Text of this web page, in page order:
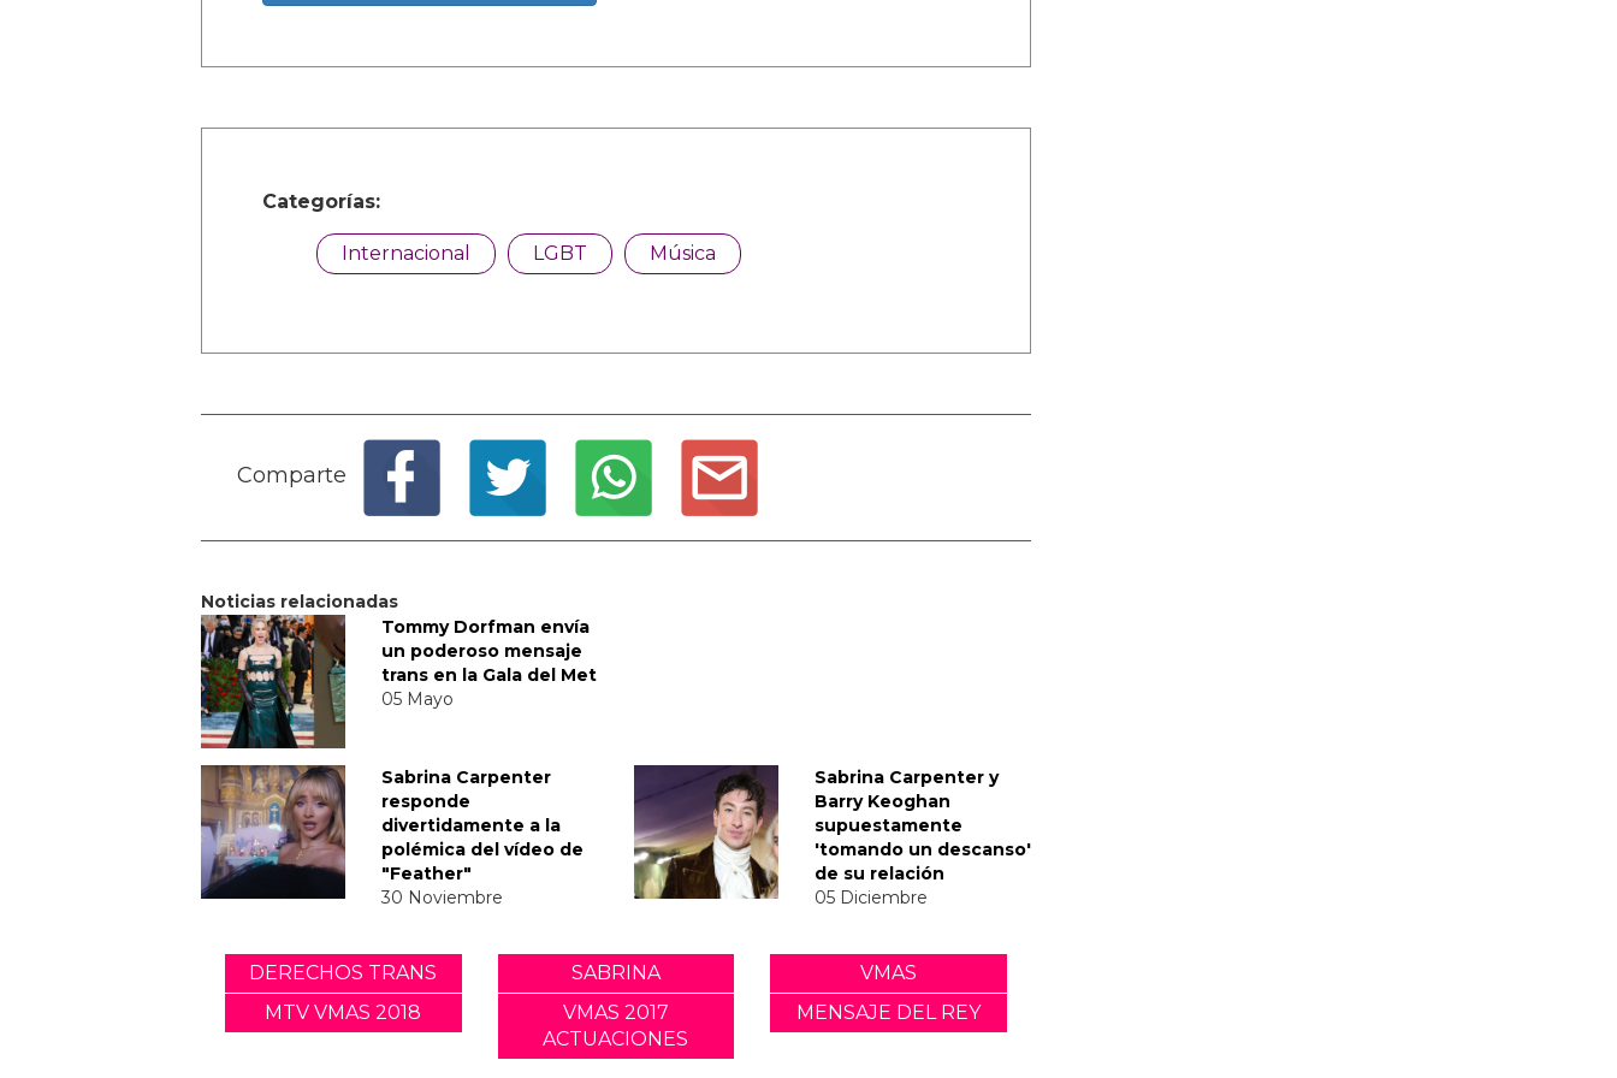
Categorías:
Internacional LGBT Música
Comparte
Noticias relacionadas
Tommy Dorfman envía
un poderoso mensaje
trans en la Gala del Met
05 Mayo
Sabrina Carpenter
responde
divertidamente a la
polémica del vídeo de
"Feather"
30 Noviembre
Sabrina Carpenter y
Barry Keoghan
supuestamente
'tomando un descanso'
de su relación
05 Diciembre
DERECHOS TRANS SABRINA
VMAS
MTV VMAS 2018
VMAS 2017
ACTUACIONES
MENSAJE DEL REY